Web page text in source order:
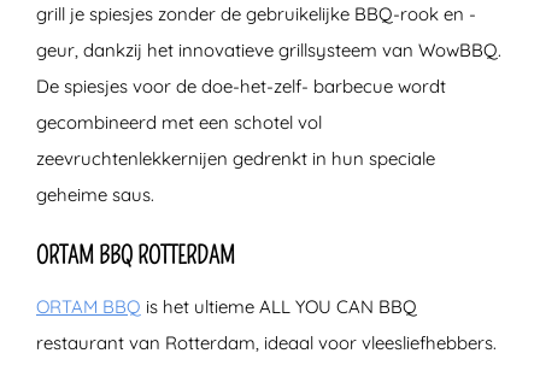
grill je spiesjes zonder de gebruikelijke BBQ-rook en -
geur, dankzij het innovatieve grillsysteem van WowBBQ.
De spiesjes voor de doe-het-zelf- barbecue wordt
gecombineerd met een schotel vol
zeevruchtenlekkernijen gedrenkt in hun speciale
geheime saus.
ORTAM BBQ ROTTERDAM
ORTAM BBQ is het ultieme ALL YOU CAN BBQ
restaurant van Rotterdam, ideaal voor vleesliefhebbers.